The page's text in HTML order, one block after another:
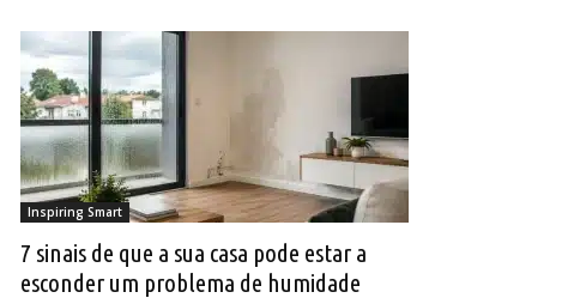
Inspiring Smart
7 sinais de que a sua casa pode estar a
esconder um problema de humidade